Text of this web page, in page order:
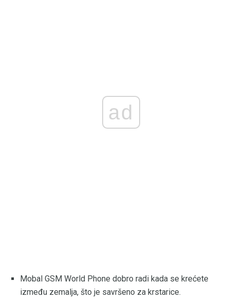
ad
Mobal GSM World Phone dobro radi kada se krećete
između zemalja, što je savršeno za krstarice.